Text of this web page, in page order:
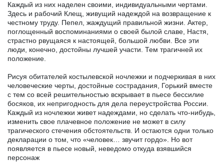
Каждый из них наделен своими, индивидуальными чертами.
Здесь и рабочий Клещ, живущий надеждой на возвращение к
честному труду. Пепел, жаждущий правильной жизни. Актер,
поглощенный воспоминаниями о своей былой славе, Настя,
страстно рвущаяся к настоящей, большой любви. Все эти
люди, конечно, достойны лучшей участи. Тем трагичней их
положение.
Рисуя обитателей костылевской ночлежки и подчеркивая в них
человеческие черты, достойные сострадания, Горький вместе
с тем со всей решительностью вскрывает в пьесе бессилие
босяков, их непригодность для дела переустройства России.
Каждый из ночлежки живет надеждами, но сделать что-нибудь,
изменить свое плачевное положение не может в силу
трагического стечения обстоятельств. И остаются одни только
декларации о том, что «человек… звучит гордо». Но вот
появляется в пьесе новый, неведомо откуда взявшийся
персонаж